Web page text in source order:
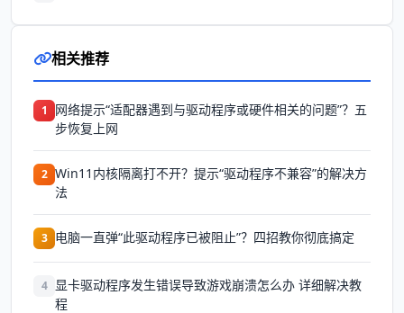
相关推荐
1
网络提示“适配器遇到与驱动程序或硬件相关的问题”？五
步恢复上网
2 Win11内核隔离打不开？提示“驱动程序不兼容”的解决方
法
3 电脑一直弹“此驱动程序已被阻止”？四招教你彻底搞定
4
显卡驱动程序发生错误导致游戏崩溃怎么办 详细解决教
程